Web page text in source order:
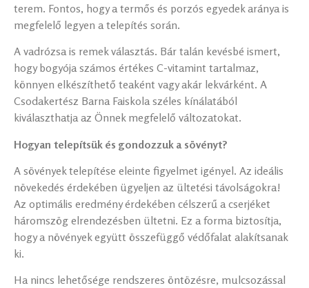
terem. Fontos, hogy a termős és porzós egyedek aránya is
megfelelő legyen a telepítés során.
A vadrózsa is remek választás. Bár talán kevésbé ismert,
hogy bogyója számos értékes C-vitamint tartalmaz,
könnyen elkészíthető teaként vagy akár lekvárként. A
Csodakertész Barna Faiskola széles kínálatából
kiválaszthatja az Önnek megfelelő változatokat.
Hogyan telepítsük és gondozzuk a sövényt?
A sövények telepítése eleinte figyelmet igényel. Az ideális
növekedés érdekében ügyeljen az ültetési távolságokra!
Az optimális eredmény érdekében célszerű a cserjéket
háromszög elrendezésben ültetni. Ez a forma biztosítja,
hogy a növények együtt összefüggő védőfalat alakítsanak
ki.
Ha nincs lehetősége rendszeres öntözésre, mulcsozással